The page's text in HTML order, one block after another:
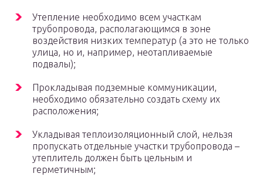
Утепление необходимо всем участкам
трубопровода, располагающимся в зоне
воздействия низких температур (а это не только
улица, но и, например, неотапливаемые
подвалы);
Прокладывая подземные коммуникации,
необходимо обязательно создать схему их
расположения;
Укладывая теплоизоляционный слой, нельзя
пропускать отдельные участки трубопровода –
утеплитель должен быть цельным и
герметичным;